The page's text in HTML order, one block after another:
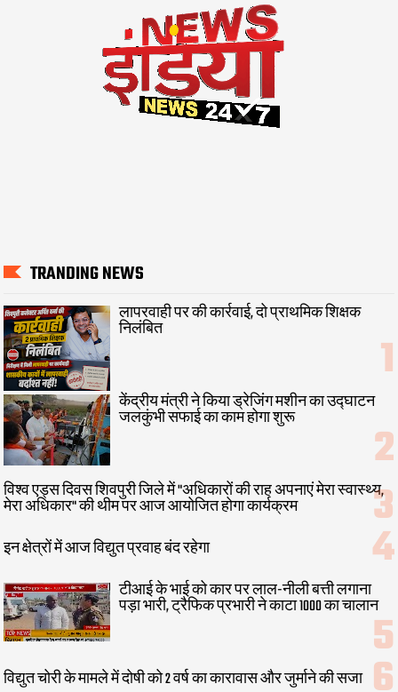
TRANDING NEWS
लापरवाही पर की कार्रवाई, दो प्राथमिक शिक्षक
निलंबित
केंद्रीय मंत्री ने किया ड्रेजिंग मशीन का उद्घाटन
जलकुंभी सफाई का काम होगा शुरू
विश्व एड्स दिवस शिवपुरी जिले में "अधिकारों की राह अपनाएं मेरा स्वास्थ्य,
मेरा अधिकार" की थीम पर आज आयोजित होगा कार्यक्रम
इन क्षेत्रों में आज विद्युत प्रवाह बंद रहेगा
टीआई के भाई को कार पर लाल-नीली बत्ती लगाना
पड़ा भारी, ट्रैफिक प्रभारी ने काटा 1000 का चालान
विद्युत चोरी के मामले में दोषी को 2 वर्ष का कारावास और जुर्माने की सजा